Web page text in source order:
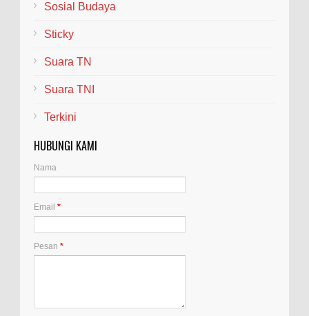
Sosial Budaya
Sticky
Suara TN
Suara TNI
Terkini
HUBUNGI KAMI
Nama
Email *
Pesan *